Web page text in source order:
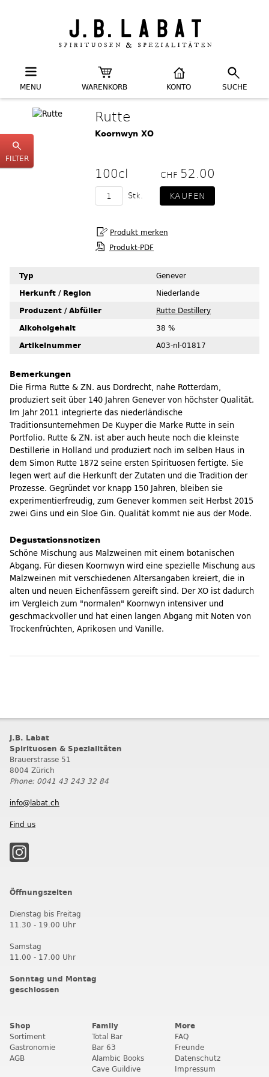
MENU WARENKORB KONTO SUCHE
FILTER
Rutte
Koornwyn XO
100cl CHF 52.00
Stk.
Produkt-PDF
Typ
Genever
Herkunft / Region
Niederlande
Produzent / Abfüller
Rutte Destillery
Alkoholgehalt
38 %
Artikelnummer
A03-nl-01817
Bemerkungen
Die Firma Rutte & ZN. aus Dordrecht, nahe Rotterdam,
produziert seit über 140 Jahren Genever von höchster Qualität.
Im Jahr 2011 integrierte das niederländische
Traditionsunternehmen De Kuyper die Marke Rutte in sein
Portfolio. Rutte & ZN. ist aber auch heute noch die kleinste
Destillerie in Holland und produziert noch im selben Haus in
dem Simon Rutte 1872 seine ersten Spirituosen fertigte. Sie
legen wert auf die Herkunft der Zutaten und die Tradition der
Prozesse. Gegründet vor knapp 150 Jahren, bleiben sie
experimentierfreudig, zum Genever kommen seit Herbst 2015
zwei Gins und ein Sloe Gin. Qualität kommt nie aus der Mode.
Degustationsnotizen
Schöne Mischung aus Malzweinen mit einem botanischen
Abgang. Für diesen Koornwyn wird eine spezielle Mischung aus
Malzweinen mit verschiedenen Altersangaben kreiert, die in
alten und neuen Eichenfässern gereift sind. Der XO ist dadurch
im Vergleich zum "normalen" Koornwyn intensiver und
geschmackvoller und hat einen langen Abgang mit Noten von
Trockenfrüchten, Aprikosen und Vanille.
J.B. Labat
Spirituosen & Spezialitäten
Brauerstrasse 51
8004 Zürich
Phone: 0041 43 243 32 84
info@labat.ch
Find us
Öffnungszeiten
Dienstag bis Freitag
11.30 - 19.00 Uhr
Samstag
11.00 - 17.00 Uhr
Sonntag und Montag
geschlossen
Shop
Sortiment
Gastronomie
AGB
Family
Total Bar
Bar 63
Alambic Books
Cave Guildive
More
FAQ
Freunde
Datenschutz
Impressum